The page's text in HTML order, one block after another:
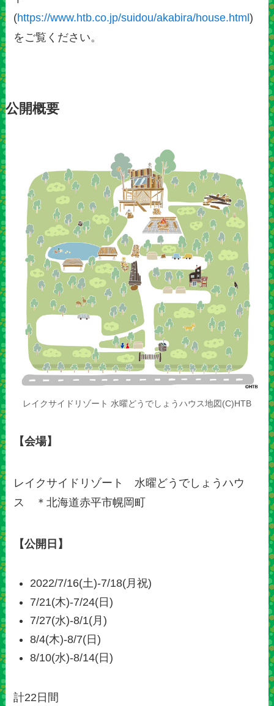
(https://www.htb.co.jp/suidou/akabira/house.html)
をご覧ください。
公開概要
レイクサイドリゾート 水曜どうでしょうハウス地図(C)HTB
【会場】
レイクサイドリゾート 水曜どうでしょうハウ
ス ＊北海道赤平市幌岡町
【公開日】
2022/7/16(土)-7/18(月祝)
7/21(木)-7/24(日)
7/27(水)-8/1(月)
8/4(木)-8/7(日)
8/10(水)-8/14(日)
計22日間